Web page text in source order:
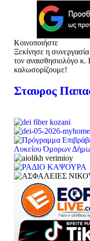
Κοινοποιήστε
Ξεκίνησε η
τον αναισθησιολόγο
καλωσορίζουμε!
Σταυρος